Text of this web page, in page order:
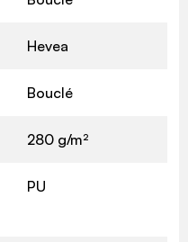
Hevea
Bouclé
280 g/m²
PU